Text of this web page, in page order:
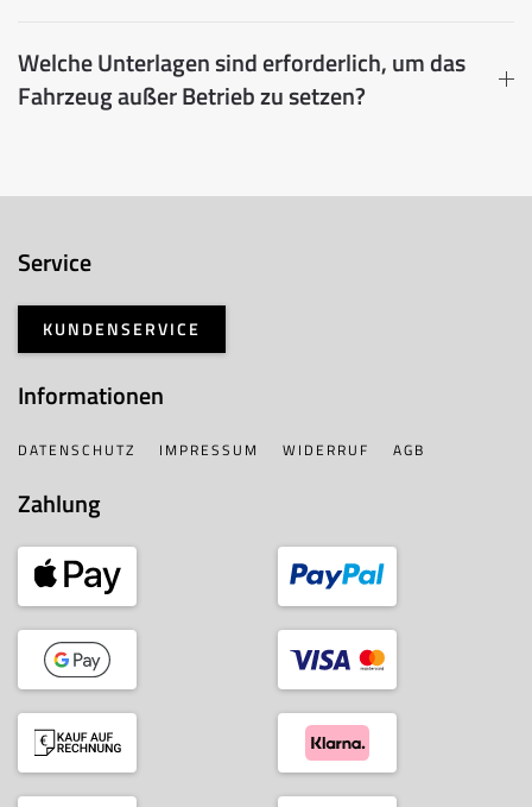
Welche Unterlagen sind erforderlich, um das
Fahrzeug außer Betrieb zu setzen?
Service
KUNDENSERVICE
Informationen
DATENSCHUTZ IMPRESSUM WIDERRUF AGB
Zahlung